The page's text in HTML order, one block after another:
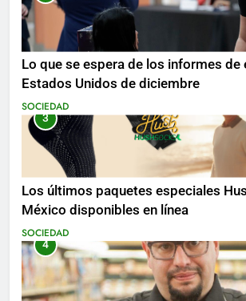
Lo que se espera de los informes de
Estados Unidos de diciembre
SOCIEDAD
3
Los últimos paquetes especiales
México disponibles en línea
SOCIEDAD
4